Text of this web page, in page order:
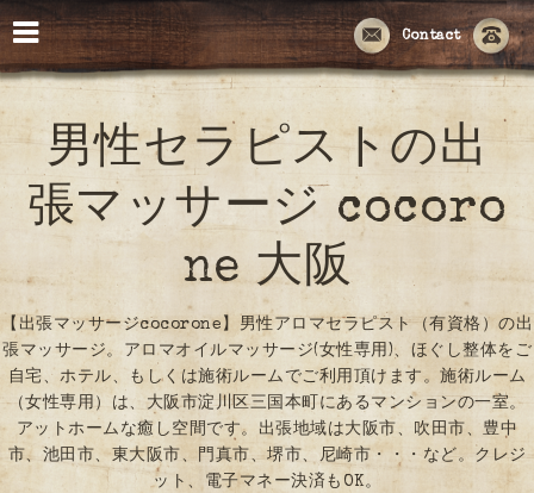
Contact
男性セラピストの出
張マッサージ cocoro
ne 大阪
【出張マッサージcocorone】男性アロマセラピスト（有資格）の出
張マッサージ。アロマオイルマッサージ(女性専用)、ほぐし整体をご
自宅、ホテル、もしくは施術ルームでご利用頂けます。施術ルーム
（女性専用）は、大阪市淀川区三国本町にあるマンションの一室。
アットホームな癒し空間です。出張地域は大阪市、吹田市、豊中
市、池田市、東大阪市、門真市、堺市、尼崎市・・・など。クレジ
ット、電子マネー決済もOK。